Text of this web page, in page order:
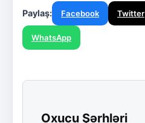
Paylaş: Facebook Twitter
WhatsApp
Oxucu Şərhləri